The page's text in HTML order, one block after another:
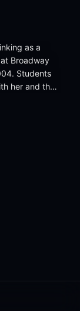
as a
Broadway
Students
her and the